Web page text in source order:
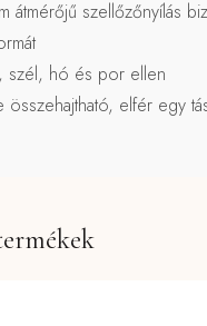
átmérőjű szellőzőnyílás
szél, hó és por ellen
összehajtható, elfér egy